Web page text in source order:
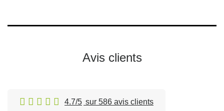
Avis clients
4.7/5 sur 586 avis clients